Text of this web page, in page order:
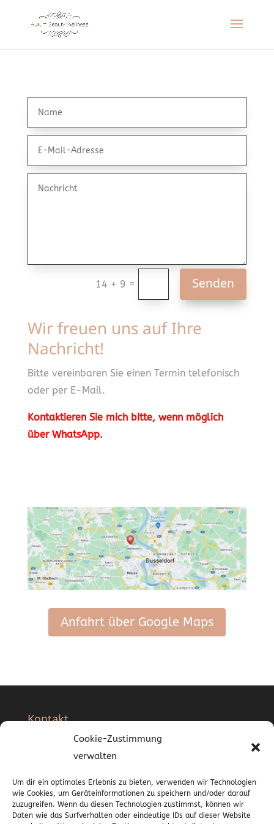
Cookie-Zustimmung
verwalten
Um dir ein optimales Erlebnis zu bieten, verwenden wir Technologien
wie Cookies, um Geräteinformationen zu speichern und/oder darauf
zuzugreifen. Wenn du diesen Technologien zustimmst, können wir
Daten wie das Surfverhalten oder eindeutige IDs auf dieser Website
14 + 9 = Senden
Wir freuen uns auf Ihre
Nachricht!
Bitte vereinbaren Sie einen Termin telefonisch
oder per E-Mail.
Kontaktieren Sie mich bitte, wenn möglich
über WhatsApp.
Anfahrt über Google Maps
Kontakt
Aurum Beauty Wellness
40667 Meerbusch
0173 4328853